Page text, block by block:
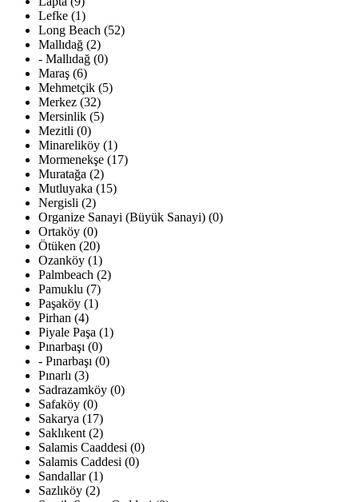
Lefke (1)
Long Beach (52)
Mallıdağ (2)
- Mallıdağ (0)
Maraş (6)
Mehmetçik (5)
Merkez (32)
Mersinlik (5)
Mezitli (0)
Minareliköy (1)
Mormenekşe (17)
Muratağa (2)
Mutluyaka (15)
Nergisli (2)
Organize Sanayi (Büyük Sanayi) (0)
Ortaköy (0)
Ötüken (20)
Ozanköy (1)
Palmbeach (2)
Pamuklu (7)
Paşaköy (1)
Pirhan (4)
Piyale Paşa (1)
Pınarbaşı (0)
- Pınarbaşı (0)
Pınarlı (3)
Sadrazamköy (0)
Safaköy (0)
Sakarya (17)
Saklıkent (2)
Salamis Caaddesi (0)
Salamis Caddesi (0)
Sandallar (1)
Sazlıköy (2)